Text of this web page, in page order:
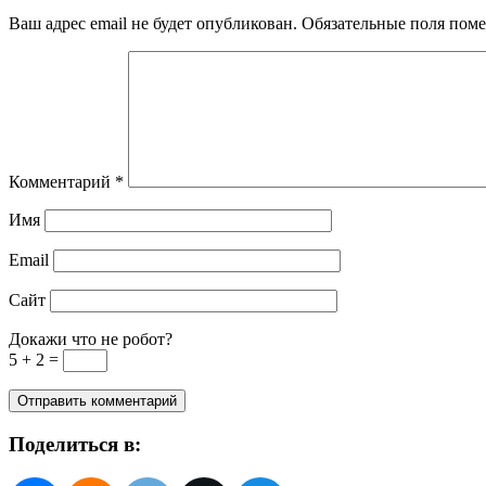
Ваш адрес email не будет опубликован. Обязательные поля
Комментарий *
Имя
Email
Сайт
Докажи что не робот?
5 + 2 =
Поделиться в: